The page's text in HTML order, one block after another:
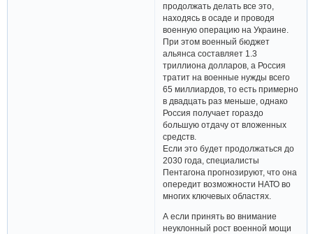
продолжать делать все это,
находясь в осаде и проводя
военную операцию на Украине.
При этом военный бюджет
альянса составляет 1.3
триллиона долларов, а Россия
тратит на военные нужды всего
65 миллиардов, то есть примерно
в двадцать раз меньше, однако
Россия получает гораздо
большую отдачу от вложенных
средств.
Если это будет продолжаться до
2030 года, специалисты
Пентагона прогнозируют, что она
опередит возможности НАТО во
многих ключевых областях.
А если принять во внимание
неуклонный рост военной мощи